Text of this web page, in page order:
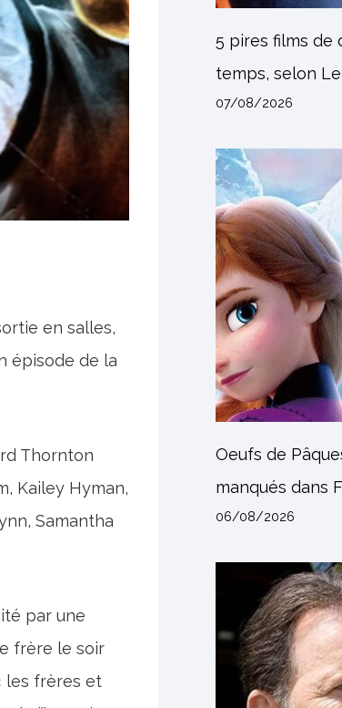
en salles,
épisode de la
Thornton
Kailey Hyman,
Samantha
par une
frère le soir
les frères et
5 pires films de
temps, selon
07/08/2026
Oeufs de
manqués dans
06/08/2026